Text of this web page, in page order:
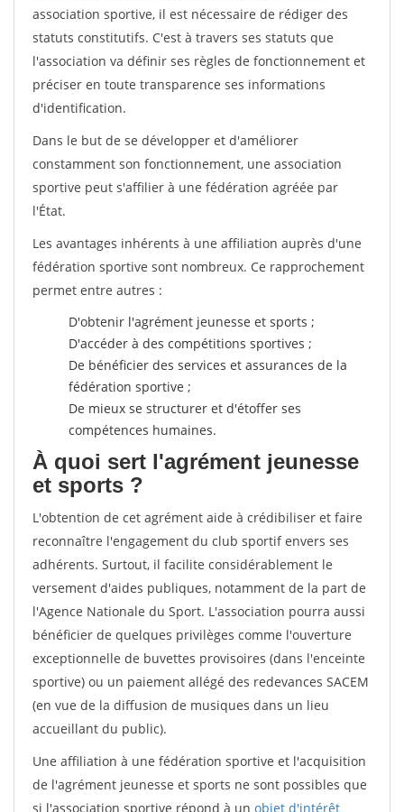
association sportive, il est nécessaire de rédiger des
statuts constitutifs. C'est à travers ses statuts que
l'association va définir ses règles de fonctionnement et
préciser en toute transparence ses informations
d'identification.
Dans le but de se développer et d'améliorer
constamment son fonctionnement, une association
sportive peut s'affilier à une fédération agréée par
l'État.
Les avantages inhérents à une affiliation auprès d'une
fédération sportive sont nombreux. Ce rapprochement
permet entre autres :
D'obtenir l'agrément jeunesse et sports ;
D'accéder à des compétitions sportives ;
De bénéficier des services et assurances de la
fédération sportive ;
De mieux se structurer et d'étoffer ses
compétences humaines.
À quoi sert l'agrément jeunesse
et sports ?
L'obtention de cet agrément aide à crédibiliser et faire
reconnaître l'engagement du club sportif envers ses
adhérents. Surtout, il facilite considérablement le
versement d'aides publiques, notamment de la part de
l'Agence Nationale du Sport. L'association pourra aussi
bénéficier de quelques privilèges comme l'ouverture
exceptionnelle de buvettes provisoires (dans l'enceinte
sportive) ou un paiement allégé des redevances SACEM
(en vue de la diffusion de musiques dans un lieu
accueillant du public).
Une affiliation à une fédération sportive et l'acquisition
de l'agrément jeunesse et sports ne sont possibles que
si l'association sportive répond à un objet d'intérêt